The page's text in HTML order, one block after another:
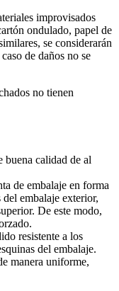
improvisados
ondulado, papel de
se considerarán
de daños no se
no tienen
buena calidad de al
de embalaje en forma
embalaje exterior,
De este modo,
resistente a los
del embalaje.
manera uniforme,